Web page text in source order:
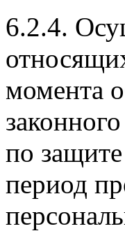
6.2.4.
момента
по
период